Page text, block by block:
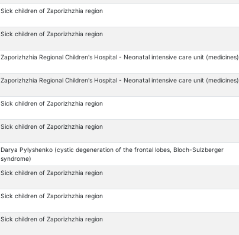
Sick children of Zaporizhzhia region
Sick children of Zaporizhzhia region
Zaporizhzhia Regional Children's Hospital - Neonatal intensive care unit (medicines)
Zaporizhzhia Regional Children's Hospital - Neonatal intensive care unit (medicines)
Sick children of Zaporizhzhia region
Sick children of Zaporizhzhia region
Darya Pylyshenko (cystic degeneration of the frontal lobes, Bloch-Sulzberger
syndrome)
Sick children of Zaporizhzhia region
Sick children of Zaporizhzhia region
Sick children of Zaporizhzhia region